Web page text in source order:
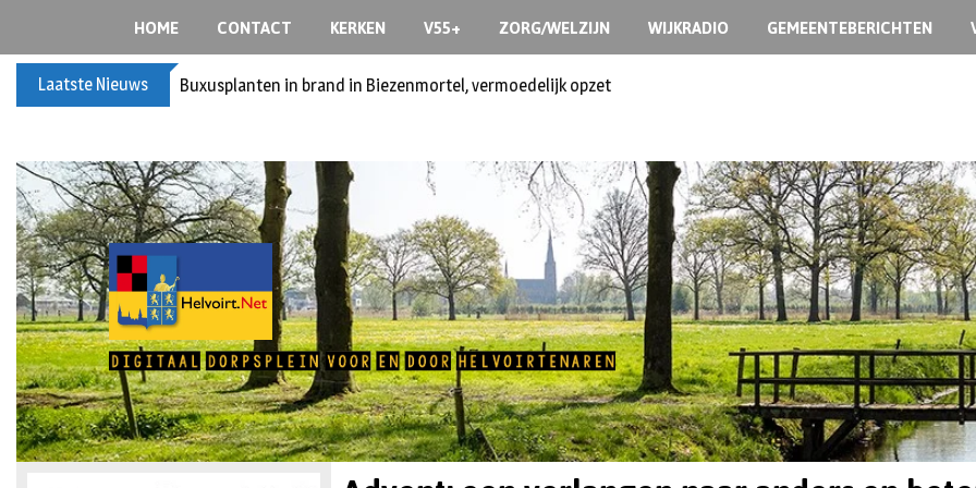
HOME CONTACT KERKEN V55+ ZORG/WELZIJN WIJKRADIO GEMEENTEBERICHTEN
Laatste Nieuws Buxusplanten in brand in Biezenmortel, vermoedelijk opzet